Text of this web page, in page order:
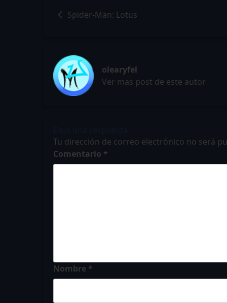
Spider-Man: Lotus
olearyfel
Ver mas post de este autor
Tu dirección de correo electrónico no será
Comentario *
Nombre *